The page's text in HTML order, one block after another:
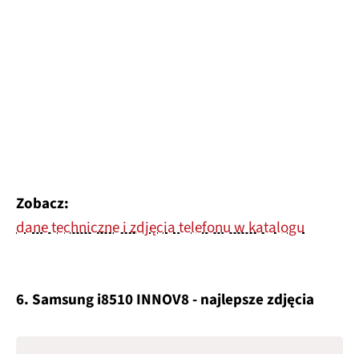
Zobacz:
dane techniczne i zdjęcia telefonu w katalogu
6. Samsung i8510 INNOV8 - najlepsze zdjęcia